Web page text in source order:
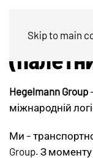
Skip to main
Hegelmann Group
міжнародній
Ми –
Group. З моменту